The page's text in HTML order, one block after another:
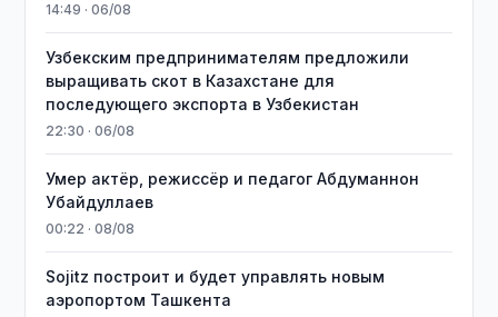
14:49 · 06/08
Узбекским предпринимателям предложили
выращивать скот в Казахстане для
последующего экспорта в Узбекистан
22:30 · 06/08
Умер актёр, режиссёр и педагог Абдуманнон
Убайдуллаев
00:22 · 08/08
Sojitz построит и будет управлять новым
аэропортом Ташкента